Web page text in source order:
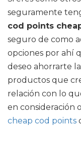
seguramente
cod points
seguro de como
opciones por ahí
deseo ahorrarte
productos que
relación con lo
en consideración
cheap cod points